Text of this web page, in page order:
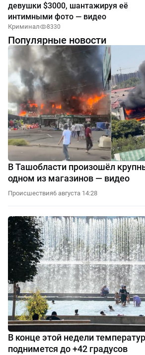
девушки $3000, шантажируя её
интимными фото — видео
Криминал 8330
Популярные новости
В Ташобласти произошёл
одном из магазинов — видео
Происшествия6 августа 14:28
В конце этой недели
поднимется до +42 градусов